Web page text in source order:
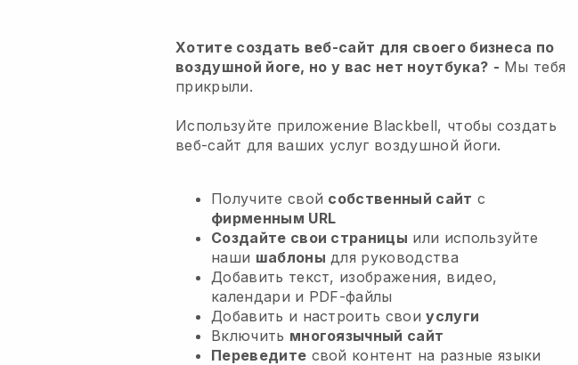
Хотите создать веб-сайт для своего бизнеса по
воздушной йоге, но у вас нет ноутбука? - Мы тебя
прикрыли.
Используйте приложение Blackbell, чтобы создать
веб-сайт для ваших услуг воздушной йоги.
Получите свой собственный сайт с
фирменным URL
Создайте свои страницы или используйте
наши шаблоны для руководства
Добавить текст, изображения, видео,
календари и PDF-файлы
Добавить и настроить своиуслуги
Включить многоязычный сайт
Переведите свой контент на разные языки